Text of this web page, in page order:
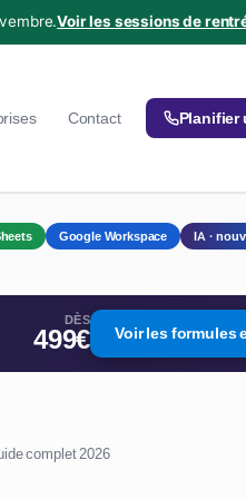
Voir les sessions de
Contact Planifier
Google Workspace IA ·
DÈS
499€ Voir les formules
complet 2026